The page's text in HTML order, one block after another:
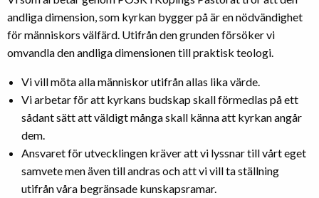
andliga dimension, som kyrkan bygger på är en nödvändighet
för människors välfärd. Utifrån den grunden försöker vi
omvandla den andliga dimensionen till praktisk teologi.
Vi vill möta alla människor utifrån allas lika värde.
Vi arbetar för att kyrkans budskap skall förmedlas på ett
sådant sätt att väldigt många skall känna att kyrkan angår
dem.
Ansvaret för utvecklingen kräver att vi lyssnar till vårt eget
samvete men även till andras och att vi vill ta ställning
utifrån våra begränsade kunskapsramar.